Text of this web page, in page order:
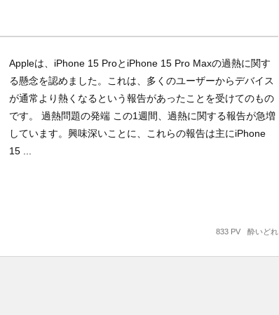
Appleは、iPhone 15 ProとiPhone 15 Pro Maxの過熱に関す
る懸念を認めました。これは、多くのユーザーからデバイス
が通常より熱くなるという報告があったことを受けてのもの
です。 過熱問題の発端 この1週間、過熱に関する報告が急増
しています。興味深いことに、これらの報告は主にiPhone
15 ...
酔いどれ
833 PV